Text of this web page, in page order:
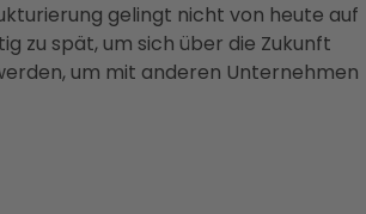
gelingt nicht von heute auf
zu spät, um sich über die Zukunft
um mit anderen Unternehmen